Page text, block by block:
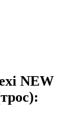
NEW